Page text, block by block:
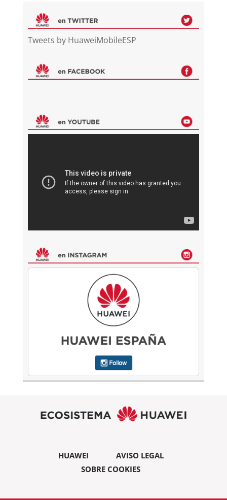
Tweets by HuaweiMobileESP
HUAWEI
AVISO LEGAL
SOBRE COOKIES